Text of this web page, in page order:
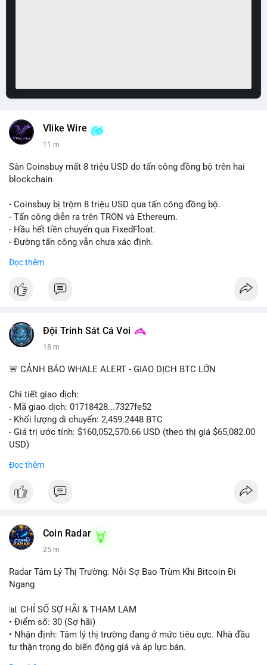
Vlike Wire
11 m
Sàn Coinsbuy mất 8 triệu USD do tấn công đồng bộ trên hai
blockchain
- Coinsbuy bị trộm 8 triệu USD qua tấn công đồng bộ.
- Tấn công diễn ra trên TRON và Ethereum.
- Hầu hết tiền chuyển qua FixedFloat.
- Đường tấn công vẫn chưa xác định.
#binancesquare
$trx $eth
📰 Nguồn: CoinDesk
Đọc thêm
Đội Trinh Sát Cá Voi
19 m
🚨 CẢNH BÁO WHALE ALERT - GIAO DỊCH BTC LỚN
Chi tiết giao dịch:
- Mã giao dịch: 01718428...7327fe52
- Khối lượng di chuyển: 2,459.2448 BTC
- Giá trị ước tính: $160,052,570.66 USD (theo thị giá $65,082.00
USD)
Khối lượng 2,459 BTC tương đương hơn 160 triệu USD được
việc di chuyển số lượng lớn này có thể phục vụ mục đích tái
phân bổ danh mục sang ví lạnh để nắm giữ dài hạn, hoặc
Động thái này có thể tạo áp lực tâm lý ngắn hạn lên thị trường
khi nhà đầu tư nhỏ lẻ lo ngại về khả năng bán tháo. Tuy nhiên,
xu hướng trung hạn.
Lời khuyên cho nhà đầu tư nhỏ lẻ:
Hãy theo dõi sát các giao dịch tiếp theo từ địa chỉ ví nguồn để
Đọc thêm
Coin Radar
25 m
Radar Tâm Lý Thị Trường: Nỗi Sợ Bao Trùm Khi Bitcoin Đi
Ngang
📊 CHỈ SỐ SỢ HÃI & THAM LAM
• Điểm số: 30 (Sợ hãi)
• Nhận định: Tâm lý thị trường đang ở mức tiêu cực. Nhà đầu
tư thận trọng do biến động giá và áp lực bán.